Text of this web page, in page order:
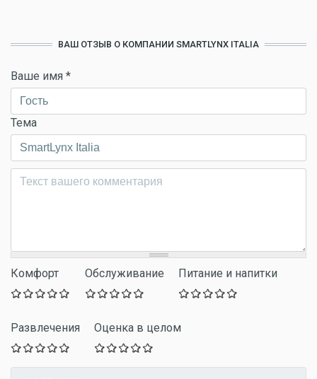
ВАШ ОТЗЫВ О КОМПАНИИ SMARTLYNX ITALIA
Ваше имя *
Тема
Комментарий*
Комфорт Обслуживание Питание и напитки
Развлечения Оценка в целом